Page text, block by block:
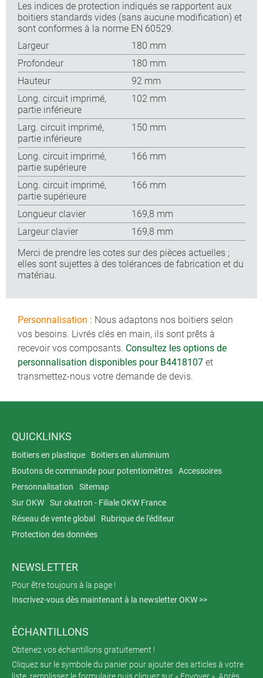
Les indices de protection indiqués se rapportent aux
boitiers standards vides (sans aucune modification) et
sont conformes à la norme EN 60529.
Largeur
180 mm
Profondeur
180 mm
Hauteur
92 mm
Long. circuit imprimé,
partie inférieure
102 mm
Larg. circuit imprimé,
partie inférieure
150 mm
Long. circuit imprimé,
partie supérieure
166 mm
Long. circuit imprimé,
partie supérieure
166 mm
Longueur clavier
169,8 mm
Largeur clavier
169,8 mm
Merci de prendre les cotes sur des pièces actuelles ;
elles sont sujettes à des tolérances de fabrication et du
matériau.
Personnalisation : Nous adaptons nos boitiers selon
vos besoins. Livrés clés en main, ils sont prêts à
recevoir vos composants. Consultez les options de
personnalisation disponibles pour B4418107 et
transmettez-nous votre demande de devis.
QUICKLINKS
Boitiers en plastique
Boitiers en aluminium
Boutons de commande pour potentiomètres
Accessoires
Personnalisation
Sitemap
Sur OKW
Sur okatron - Filiale OKW France
Réseau de vente global
Rubrique de l'éditeur
Protection des données
NEWSLETTER
Pour être toujours à la page !
Inscrivez-vous dès maintenant à la newsletter OKW >>
ÉCHANTILLONS
Obtenez vos échantillons gratuitement !
Cliquez sur le symbole du panier pour ajouter des articles à votre